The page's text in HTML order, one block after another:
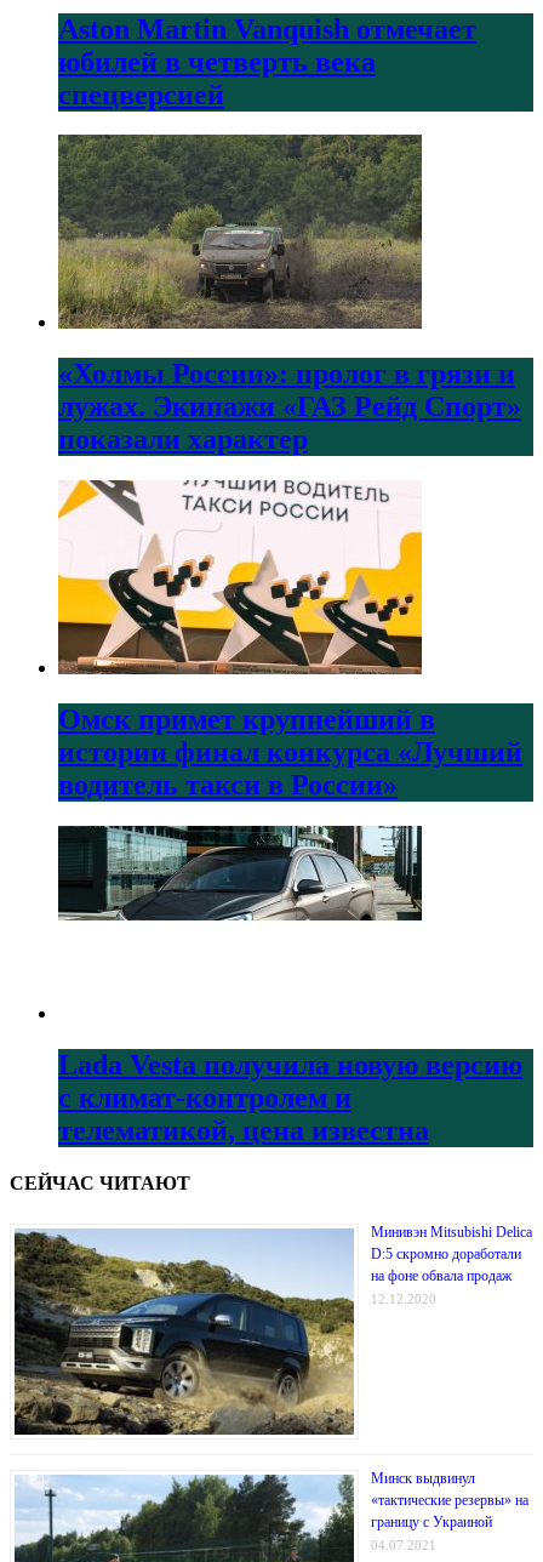
Aston Martin Vanquish отмечает
юбилей в четверть века
спецверсией
«Холмы России»: пролог в грязи и
лужах. Экипажи «ГАЗ Рейд Спорт»
показали характер
Омск примет крупнейший в
истории финал конкурса «Лучший
водитель такси в России»
Lada Vesta получила новую версию
с климат-контролем и
телематикой, цена известна
СЕЙЧАС ЧИТАЮТ
Минивэн Mitsubishi Delica
D:5 скромно доработали
на фоне обвала продаж
12.12.2020
Минск выдвинул
«тактические резервы» на
границу с Украиной
04.07.2021